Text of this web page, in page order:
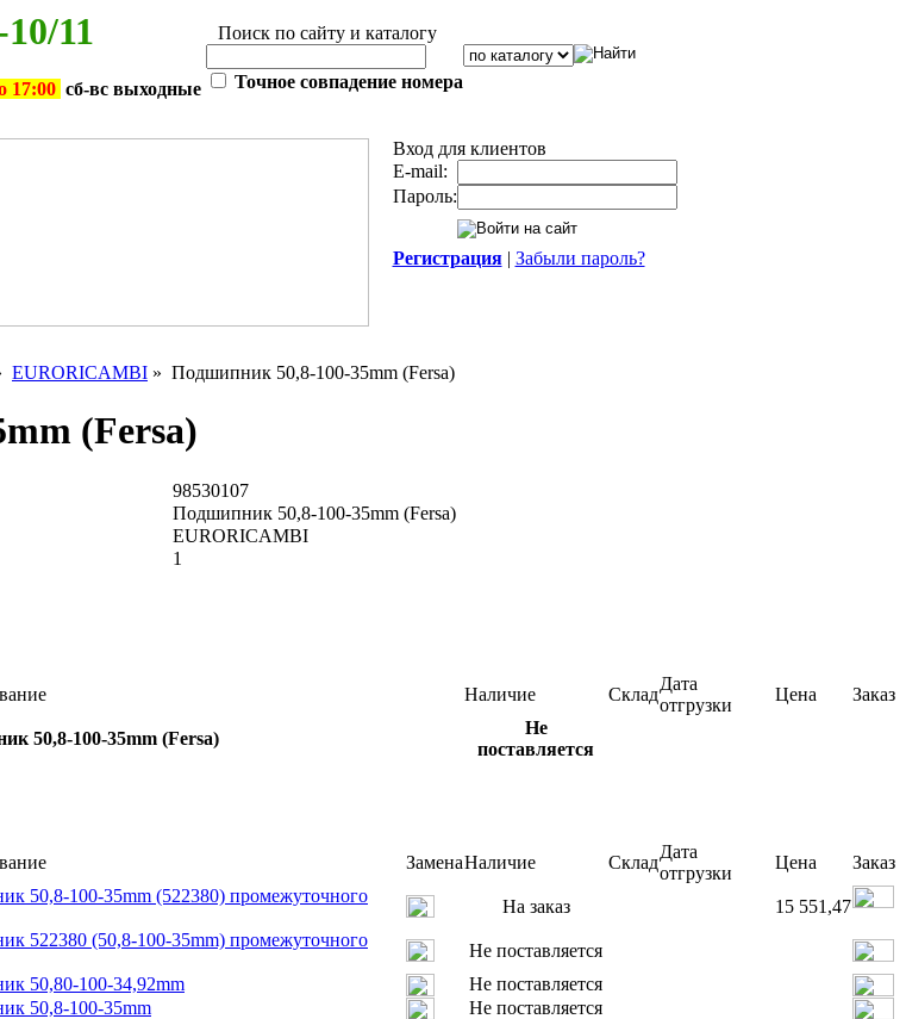
11
17:00 сб-вс выходные
Поиск по сайту и каталогу
Точное совпадение номера
Вход для клиентов
E-mail:
Пароль:
Регистрация| Забыли пароль?
EURORICAMBI » Подшипник 50,8-100-35mm (Fersa)
(Fersa)
98530107
Подшипник 50,8-100-35mm (Fersa)
EURORICAMBI
1
Наличие Склад
Дата
отгрузки
Цена Заказ
50,8-100-35mm (Fersa)
Не
поставляется
ЗаменаНаличие Склад
Дата
отгрузки
Цена Заказ
50,8-100-35mm (522380) промежуточного
На заказ 15 551,47
522380 (50,8-100-35mm) промежуточного
Не поставляется
50,80-100-34,92mm
Не поставляется
50,8-100-35mm
Не поставляется